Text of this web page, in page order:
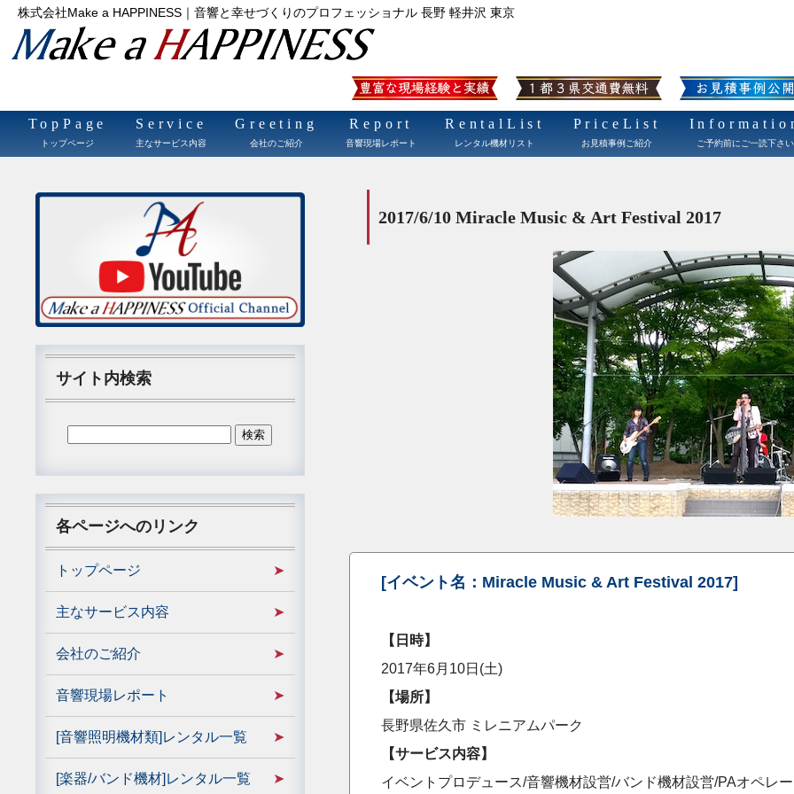
株式会社Make a HAPPINESS｜音響と幸せづくりのプロフェッショナル 長野 軽井沢 東京
TopPage
トップページ
Service
主なサービス内容
Greeting
会社のご紹介
Report
音響現場レポート
RentalList
レンタル機材リスト
PriceList
お見積事例ご紹介 ご予約前にご一読下さい
2017/6/10 Miracle Music & Art Festival 2017
[イベント名：Miracle Music & Art Festival 2017]
【日時】
2017年6月10日(土)
【場所】
長野県佐久市 ミレニアムパーク
【サービス内容】
イベントプロデュース/音響機材設営/バンド機材設営/PAオペレ
サイト内検索
各ページへのリンク
トップページ
主なサービス内容
会社のご紹介
音響現場レポート
[音響照明機材類]レンタル一覧
[楽器/バンド機材]レンタル一覧